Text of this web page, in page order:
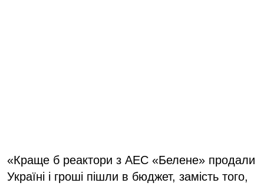
«Краще б реактори з АЕС «Белене» продали
Україні і гроші пішли в бюджет, замість того,